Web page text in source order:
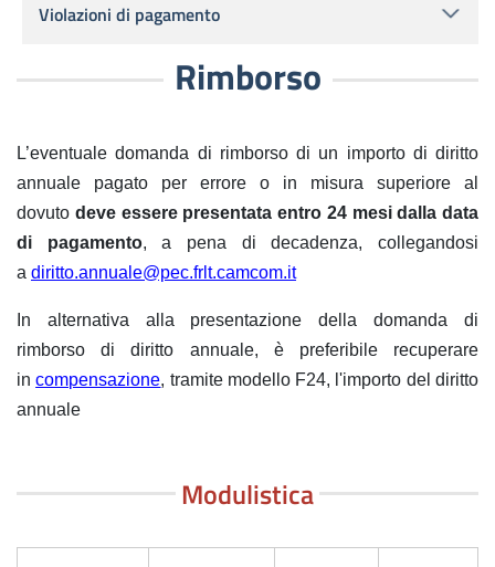
Rimborso
L’eventuale domanda di rimborso di un importo di diritto
annuale pagato per errore o in misura superiore al
dovuto deve essere presentata entro 24 mesi dalla data
di pagamento, a pena di decadenza, collegandosi
a diritto.annuale@pec.frlt.camcom.it
In alternativa alla presentazione della domanda di
rimborso di diritto annuale, è preferibile recuperare
incompensazione, tramite modello F24, l'importo del diritto
annuale
Modulistica
Violazioni di pagamento